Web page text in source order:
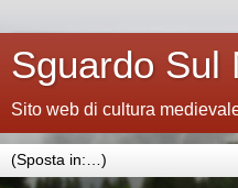
Sguardo Sul
Sito web di cultura